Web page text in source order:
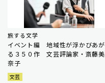
旅する文学
イベント編 地域性が浮かびあが
る３５０作 文芸評論家・斎藤美
奈子
文芸